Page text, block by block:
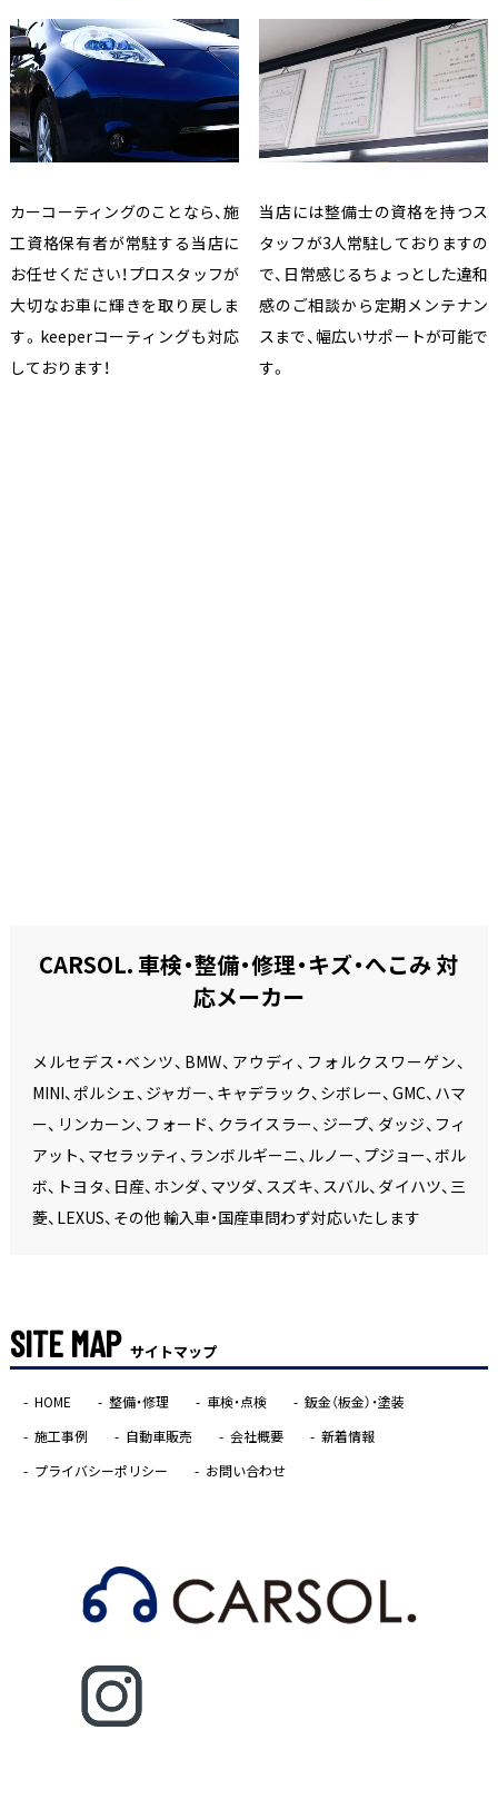
カーコーティングのことなら、施
工資格保有者が常駐する当店に
お任せください！プロスタッフが
大切なお車に輝きを取り戻しま
す。keeperコーティングも対応
しております！
当店には整備士の資格を持つス
タッフが3人常駐しておりますの
で、日常感じるちょっとした違和
感のご相談から定期メンテナン
スまで、幅広いサポートが可能で
す。
CARSOL. 車検・整備・修理・キズ・へこみ 対
応メーカー
メルセデス・ベンツ、BMW、アウディ、フォルクスワーゲン、
MINI、ポルシェ、ジャガー、キャデラック、シボレー、GMC、ハマ
ー、リンカーン、フォード、クライスラー、ジープ、ダッジ、フィ
アット、マセラッティ、ランボルギーニ、ルノー、プジョー、ボル
ボ、トヨタ、日産、ホンダ、マツダ、スズキ、スバル、ダイハツ、三
菱、LEXUS、その他 輸入車・国産車問わず対応いたします
SITE MAP サイトマップ
HOME 整備・修理 車検・点検
鈑金（板金）・塗装
施工事例
自動車販売 会社概要
新着情報
プライバシーポリシー
お問い合わせ